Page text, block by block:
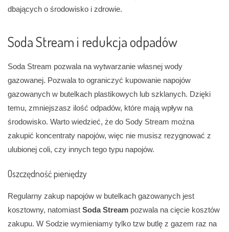
dbających o środowisko i zdrowie.
Soda Stream i redukcja odpadów
Soda Stream pozwala na wytwarzanie własnej wody
gazowanej. Pozwala to ograniczyć kupowanie napojów
gazowanych w butelkach plastikowych lub szklanych. Dzięki
temu, zmniejszasz ilość odpadów, które mają wpływ na
środowisko. Warto wiedzieć, że do Sody Stream można
zakupić koncentraty napojów, więc nie musisz rezygnować z
ulubionej coli, czy innych tego typu napojów.
Oszczędność pieniędzy
Regularny zakup napojów w butelkach gazowanych jest
kosztowny, natomiast Soda Stream pozwala na cięcie kosztów
zakupu. W Sodzie wymieniamy tylko tzw butlę z gazem raz na